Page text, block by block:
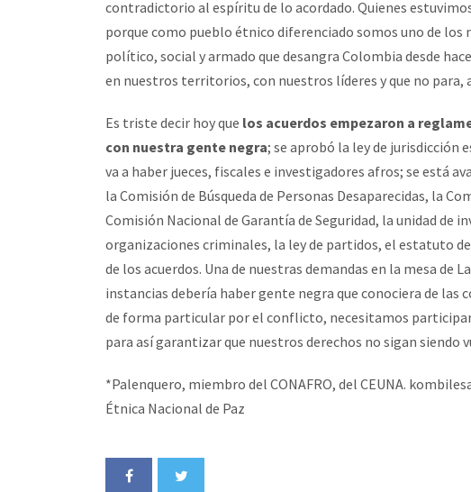
contradictorio al espíritu de lo acordado. Quienes
porque como pueblo étnico diferenciado somos uno de
político, social y armado que desangra Colombia desde
en nuestros territorios, con nuestros líderes y que no para,
Es triste decir hoy que los acuerdos empezaron a
con nuestra gente negra; se aprobó la ley de jurisdicción
va a haber jueces, fiscales e investigadores afros; se está
la Comisión de Búsqueda de Personas Desaparecidas, la
Comisión Nacional de Garantía de Seguridad, la unidad de
organizaciones criminales, la ley de partidos, el estatuto
de los acuerdos. Una de nuestras demandas en la mesa de
instancias debería haber gente negra que conociera de las
de forma particular por el conflicto, necesitamos
para así garantizar que nuestros derechos no sigan siendo
*Palenquero, miembro del CONAFRO, del CEUNA.
Étnica Nacional de Paz